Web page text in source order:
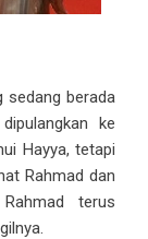
sedang berada
ke
Hayya, tetapi
Rahmad dan
terus